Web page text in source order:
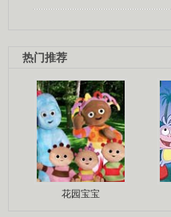
热门推荐
花园宝宝